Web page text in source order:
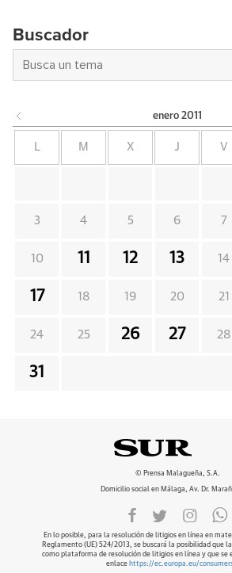
Buscador
enero 2011
L M X J V
3 4 5 6 7
10 11 12 13 14
17 18 19 20 21
24 25 26 27 28
31
© Prensa Malagueña, S.A.
Domicilio social en Málaga, Av. Dr.
En lo posible, para la resolución de litigios en línea en
Reglamento (UE) 524/2013, se buscará la posibilidad que
como plataforma de resolución de litigios en línea y que se
enlace https://ec.europa.eu/